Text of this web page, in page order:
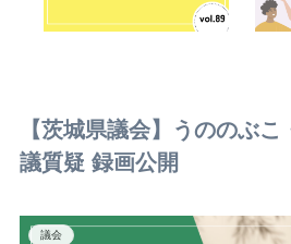
【茨城県議会】うののぶ
議質疑 録画公開
議会